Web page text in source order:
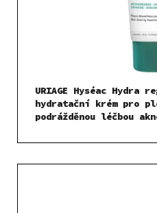
URIAGE Hyséac Hydra
hydratační krém pro
podrážděnou léčbou